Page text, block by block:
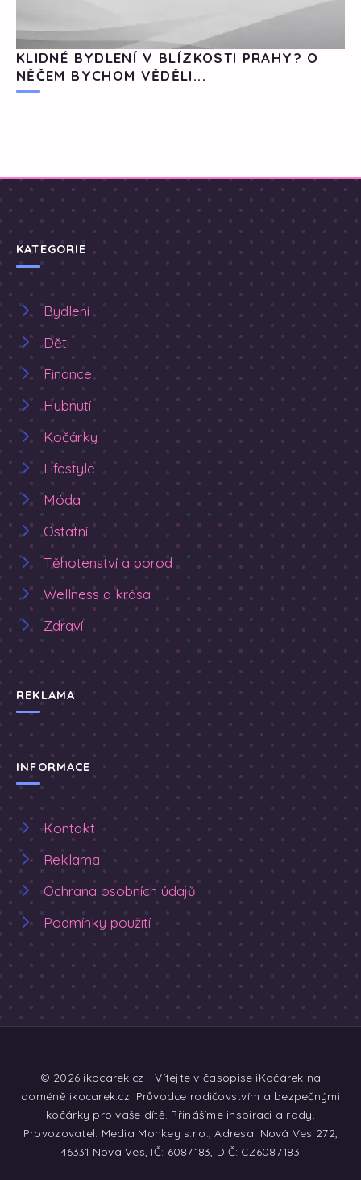
KLIDNÉ BYDLENÍ V BLÍZKOSTI PRAHY? O
NĚČEM BYCHOM VĚDĚLI...
KATEGORIE
Bydlení
Děti
Finance
Hubnutí
Kočárky
Lifestyle
Móda
Ostatní
Těhotenství a porod
Wellness a krása
Zdraví
REKLAMA
INFORMACE
Kontakt
Reklama
Ochrana osobních údajů
Podmínky použití
© 2026 ikocarek.cz - Vítejte v časopise iKočárek na
doméně ikocarek.cz! Průvodce rodičovstvím a bezpečnými
kočárky pro vaše dítě. Přinášíme inspiraci a rady.
Provozovatel: Media Monkey s.r.o., Adresa: Nová Ves 272,
46331 Nová Ves, IČ: 6087183, DIČ: CZ6087183